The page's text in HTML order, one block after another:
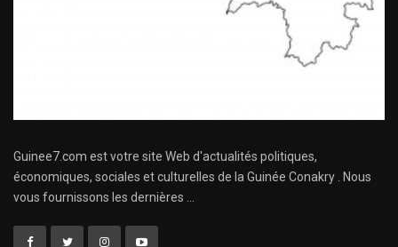
Guinee7.com est votre site Web d'actualités politiques,
économiques, sociales et culturelles de la Guinée Conakry . Nous
vous fournissons les dernières ...